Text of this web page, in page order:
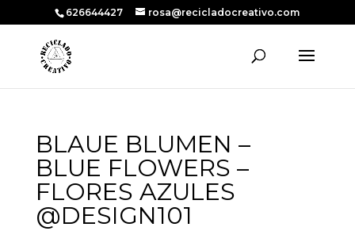
626644427 rosa@recicladocreativo.com
BLAUE BLUMEN –
BLUE FLOWERS –
FLORES AZULES
@DESIGN101